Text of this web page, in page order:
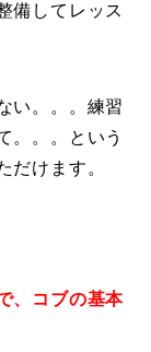
Report
Movie
備してレッス
い。。。練習
。。。という
だけます。
、コブの基本